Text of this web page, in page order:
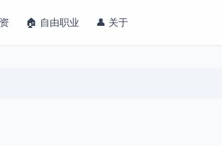
🏠 自由职业 👤 关于